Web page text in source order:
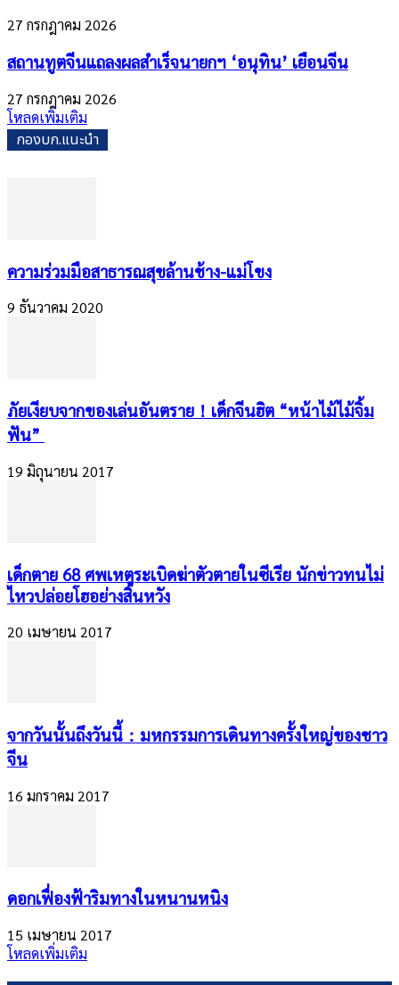
27 กรกฎาคม 2026
สถานทูตจีนแถลงผลสำเร็จนายกฯ ‘อนุทิน’ เยือนจีน
27 กรกฎาคม 2026
โหลดเพิ่มเติม
กองบก.แนะนำ
ความร่วมมือสาธารณสุขล้านช้าง-แม่โขง
9 ธันวาคม 2020
​ภัยเงียบจากของเล่นอันตราย！เด็กจีนฮิต “หน้าไม้ไม้จิ้ม
ฟัน”
19 มิถุนายน 2017
เด็กตาย 68 ศพเหตุระเบิดฆ่าตัวตายในซีเรีย นักข่าวทนไม่
ไหวปล่อยโฮอย่างสิ้นหวัง
20 เมษายน 2017
จากวันนั้นถึงวันนี้：มหกรรมการเดินทางครั้งใหญ่ของชาว
จีน
16 มกราคม 2017
ดอกเฟื่องฟ้าริมทางในหนานหนิง
15 เมษายน 2017
โหลดเพิ่มเติม